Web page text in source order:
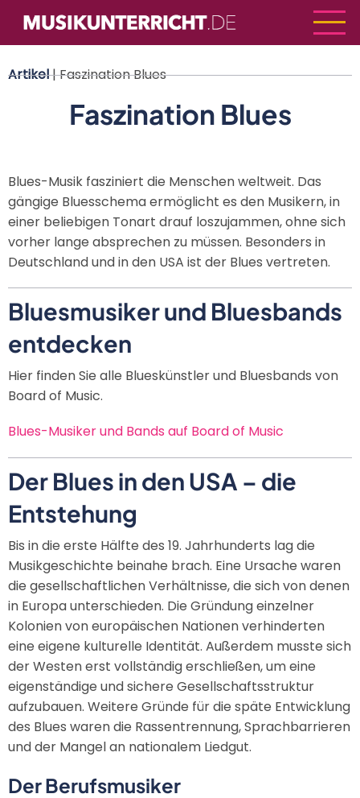
zum
Inhalt
Artikel| Faszination Blues
Faszination Blues
Blues-Musik fasziniert die Menschen weltweit. Das
gängige Bluesschema ermöglicht es den Musikern, in
einer beliebigen Tonart drauf loszujammen, ohne sich
vorher lange absprechen zu müssen. Besonders in
Deutschland und in den USA ist der Blues vertreten.
Bluesmusiker und Bluesbands
entdecken
Hier finden Sie alle Blueskünstler und Bluesbands von
Board of Music.
Blues-Musiker und Bands auf Board of Music
Der Blues in den USA – die
Entstehung
Bis in die erste Hälfte des 19. Jahrhunderts lag die
Musikgeschichte beinahe brach. Eine Ursache waren
die gesellschaftlichen Verhältnisse, die sich von denen
in Europa unterschieden. Die Gründung einzelner
Kolonien von europäischen Nationen verhinderten
eine eigene kulturelle Identität. Außerdem musste sich
der Westen erst vollständig erschließen, um eine
eigenständige und sichere Gesellschaftsstruktur
aufzubauen. Weitere Gründe für die späte Entwicklung
des Blues waren die Rassentrennung, Sprachbarrieren
und der Mangel an nationalem Liedgut.
Der Berufsmusiker